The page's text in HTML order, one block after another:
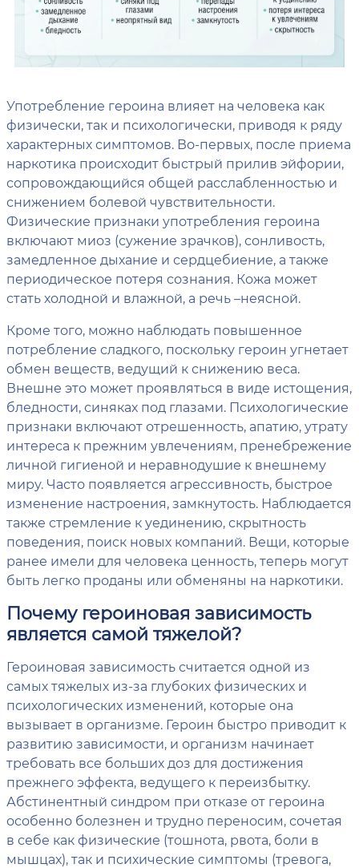
Употребление героина влияет на человека как
физически, так и психологически, приводя к ряду
характерных симптомов. Во-первых, после приема
наркотика происходит быстрый прилив эйфории,
сопровождающийся общей расслабленностью и
снижением болевой чувствительности.
Физические признаки употребления героина
включают миоз (сужение зрачков), сонливость,
замедленное дыхание и сердцебиение, а также
периодическое потеря сознания. Кожа может
стать холодной и влажной, а речь –неясной.
Кроме того, можно наблюдать повышенное
потребление сладкого, поскольку героин угнетает
обмен веществ, ведущий к снижению веса.
Внешне это может проявляться в виде истощения,
бледности, синяках под глазами. Психологические
признаки включают отрешенность, апатию, утрату
интереса к прежним увлечениям, пренебрежение
личной гигиеной и неравнодушие к внешнему
миру. Часто появляется агрессивность, быстрое
изменение настроения, замкнутость. Наблюдается
также стремление к уединению, скрытность
поведения, поиск новых компаний. Вещи, которые
ранее имели для человека ценность, теперь могут
быть легко проданы или обменяны на наркотики.
Почему героиновая зависимость
является самой тяжелой?
Героиновая зависимость считается одной из
самых тяжелых из-за глубоких физических и
психологических изменений, которые она
вызывает в организме. Героин быстро приводит к
развитию зависимости, и организм начинает
требовать все больших доз для достижения
прежнего эффекта, ведущего к переизбытку.
Абстинентный синдром при отказе от героина
особенно болезнен и трудно переносим, сочетая
в себе как физические (тошнота, рвота, боли в
мышцах), так и психические симптомы (тревога,